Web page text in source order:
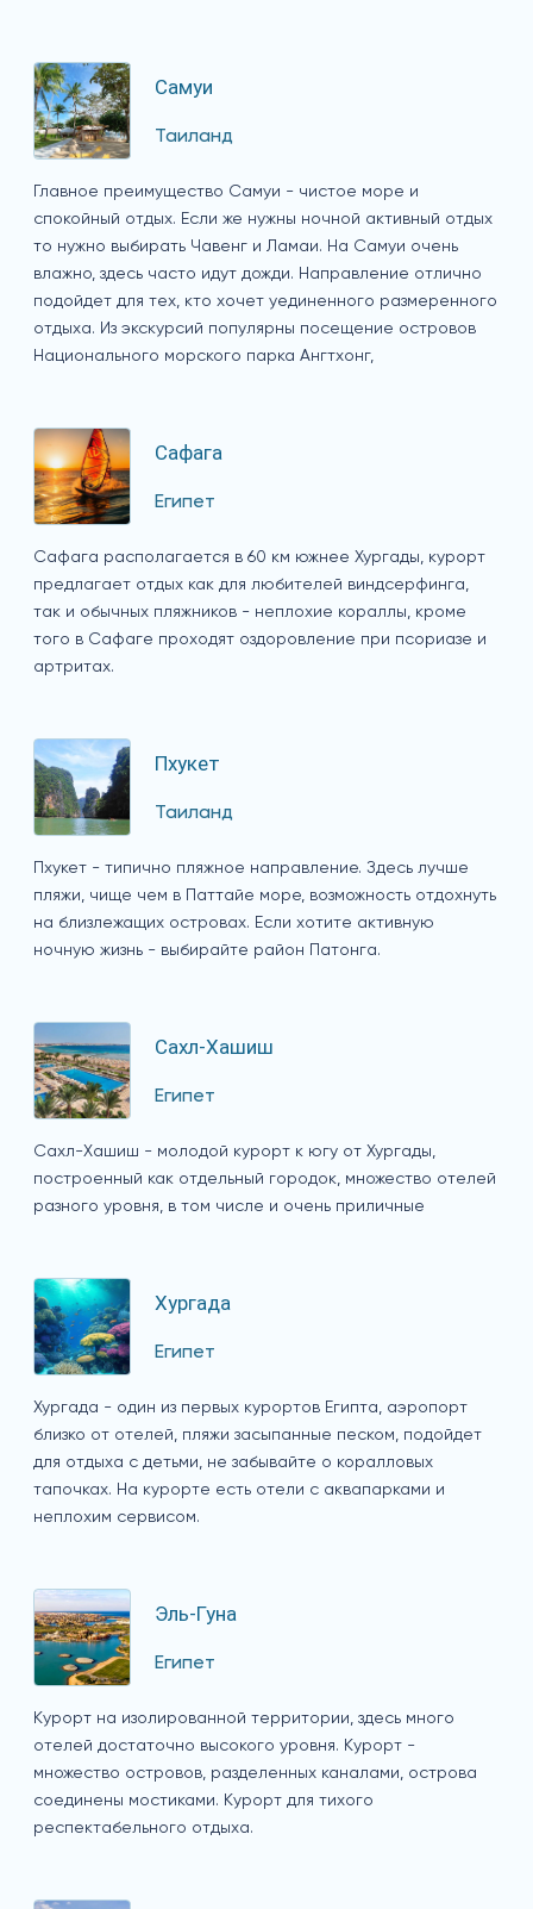
Самуи
Таиланд
Главное преимущество Самуи - чистое море и
спокойный отдых. Если же нужны ночной активный отдых
то нужно выбирать Чавенг и Ламаи. На Самуи очень
влажно, здесь часто идут дожди. Направление отлично
подойдет для тех, кто хочет уединенного размеренного
отдыха. Из экскурсий популярны посещение островов
Национального морского парка Ангтхонг,
Сафага
Египет
Сафага располагается в 60 км южнее Хургады, курорт
предлагает отдых как для любителей виндсерфинга,
так и обычных пляжников - неплохие кораллы, кроме
того в Сафаге проходят оздоровление при псориазе и
артритах.
Пхукет
Таиланд
Пхукет - типично пляжное направление. Здесь лучше
пляжи, чище чем в Паттайе море, возможность отдохнуть
на близлежащих островах. Если хотите активную
ночную жизнь - выбирайте район Патонга.
Сахл-Хашиш
Египет
Сахл-Хашиш - молодой курорт к югу от Хургады,
построенный как отдельный городок, множество отелей
разного уровня, в том числе и очень приличные
Хургада
Египет
Хургада - один из первых курортов Египта, аэропорт
близко от отелей, пляжи засыпанные песком, подойдет
для отдыха с детьми, не забывайте о коралловых
тапочках. На курорте есть отели с аквапарками и
неплохим сервисом.
Эль-Гуна
Египет
Курорт на изолированной территории, здесь много
отелей достаточно высокого уровня. Курорт -
множество островов, разделенных каналами, острова
соединены мостиками. Курорт для тихого
респектабельного отдыха.